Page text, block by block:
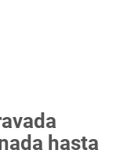
hasta